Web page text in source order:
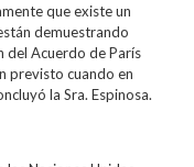
que existe un
demuestrando
del Acuerdo de París
previsto cuando en
la Sra. Espinosa.